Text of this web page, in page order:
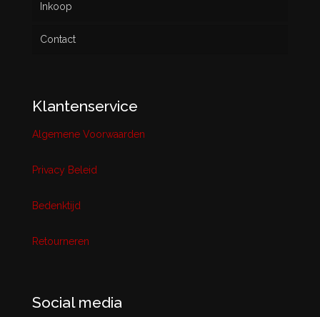
Inkoop
Contact
Klantenservice
Algemene Voorwaarden
Privacy Beleid
Bedenktijd
Retourneren
Social media